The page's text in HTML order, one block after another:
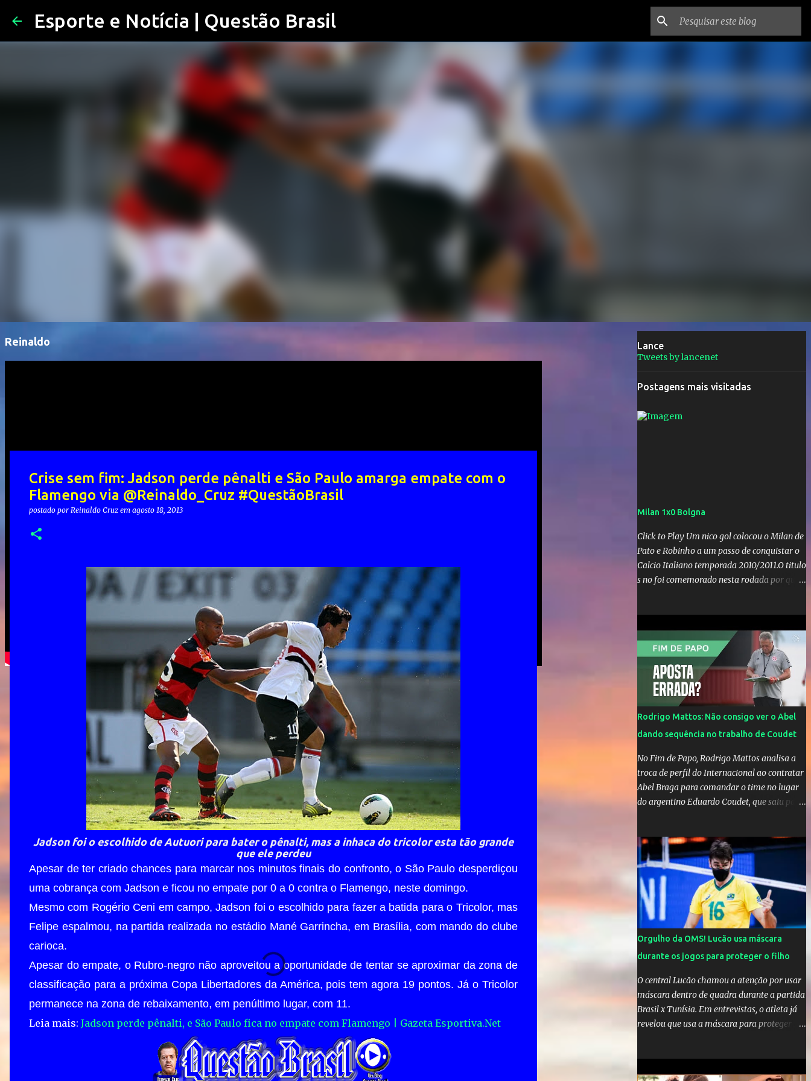
Esporte e Notícia | Questão Brasil
Reinaldo
Crise sem fim: Jadson perde pênalti e São Paulo amarga empate com o
Flamengo via @Reinaldo_Cruz #QuestãoBrasil
postado por Reinaldo Cruz em agosto 18, 2013
Jadson foi o escolhido de Autuori para bater o pênalti, mas a inhaca do tricolor esta tão grande
que ele perdeu
Apesar de ter criado chances para marcar nos minutos finais do confronto, o São Paulo desperdiçou
uma cobrança com Jadson e ficou no empate por 0 a 0 contra o Flamengo, neste domingo.
Mesmo com Rogério Ceni em campo, Jadson foi o escolhido para fazer a batida para o Tricolor, mas
Felipe espalmou, na partida realizada no estádio Mané Garrincha, em Brasília, com mando do clube
carioca.
Apesar do empate, o Rubro-negro não aproveitou a oportunidade de tentar se aproximar da zona de
classificação para a próxima Copa Libertadores da América, pois tem agora 19 pontos. Já o Tricolor
permanece na zona de rebaixamento, em penúltimo lugar, com 11.
Leia mais: Jadson perde pênalti, e São Paulo fica no empate com Flamengo | Gazeta Esportiva.Net
Lance
Tweets by lancenet
Postagens mais visitadas
Milan 1x0 Bolgna
Click to Play Um nico gol colocou o Milan de
Pato e Robinho a um passo de conquistar o
Calcio Italiano temporada 2010/2011.O titulo
s no foi comemorado nesta rodada por que a
voltandoa Italia e para dirigir de novo a
Internazionale.Na velha bota tudo parece
definido e tem o Milan como virtual
campeao. ;
Rodrigo Mattos: Não consigo ver o Abel
dando sequência no trabalho de Coudet
No Fim de Papo, Rodrigo Mattos analisa a
troca de perfil do Internacional ao contratar
Abel Braga para comandar o time no lugar
do argentino Eduardo Coudet, que saiu para
Orgulho da OMS! Lucão usa máscara
durante os jogos para proteger o filho
O central Lucão chamou a atenção por usar
máscara dentro de quadra durante a partida
Brasil x Tunísia. Em entrevistas, o atleta já
revelou que usa a máscara para proteger seu